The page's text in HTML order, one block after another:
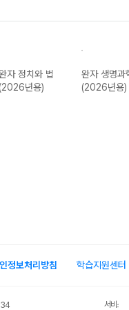
자 정치와 법
(2026년용)
완자 생명과
(2026년용)
정보처리방침 학습지원센터
서비스